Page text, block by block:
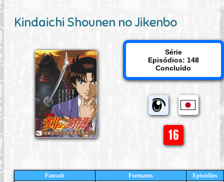
Kindaichi Shounen no Jikenbo
Série
Episódios: 148
Concluído
Fansub Formatos
Episódios